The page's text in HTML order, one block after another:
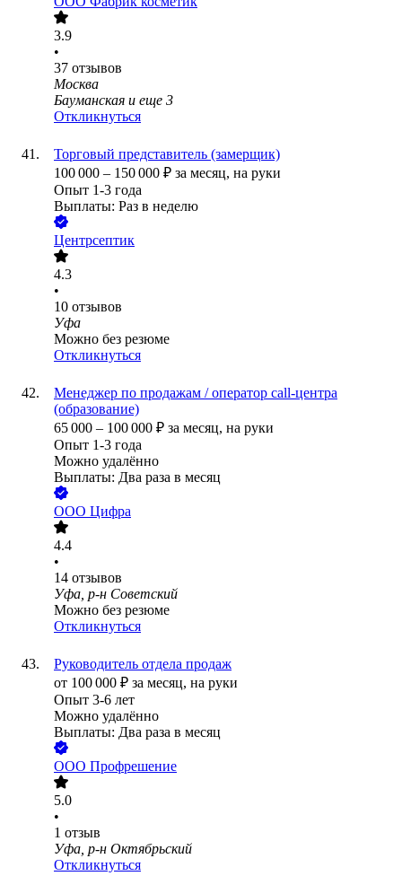
3.9
•
37 отзывов
Москва
Бауманская и еще 3
Откликнуться
Торговый представитель (замерщик)
100 000 – 150 000 ₽ за месяц, на руки
Опыт 1-3 года
Выплаты: Раз в неделю
Центрсептик
4.3
•
10 отзывов
Уфа
Можно без резюме
Откликнуться
Менеджер по продажам / оператор call-центра
(образование)
65 000 – 100 000 ₽ за месяц, на руки
Опыт 1-3 года
Можно удалённо
Выплаты: Два раза в месяц
ООО Цифра
4.4
•
14 отзывов
Уфа, р-н Советский
Можно без резюме
Откликнуться
Руководитель отдела продаж
от 100 000 ₽ за месяц, на руки
Опыт 3-6 лет
Можно удалённо
Выплаты: Два раза в месяц
ООО Профрешение
5.0
•
1 отзыв
Уфа, р-н Октябрьский
Откликнуться